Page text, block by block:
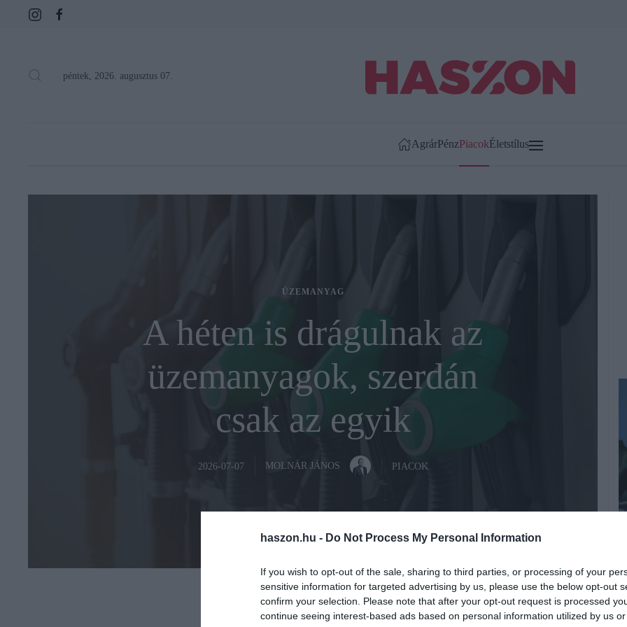
haszon.hu - Do Not Process My Personal Information
If you wish to opt-out of the sale, sharing to third parties, or processing of your
sensitive information for targeted advertising by us, please use the below opt-out
confirm your selection. Please note that after your opt-out request is processed
continue seeing interest-based ads based on personal information utilized by us
péntek, 2026. augusztus 07.
AgrárPénzPiacokÉletstílus
ÜZEMANYAG
A héten is drágulnak az
üzemanyagok, szerdán
csak az egyik
2026-07-07 MOLNÁR JÁNOS PIACOK
Fotó:Shutterstock serphoto